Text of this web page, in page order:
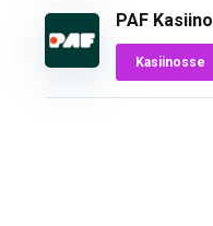
PAF Kasiino
Kasiinosse